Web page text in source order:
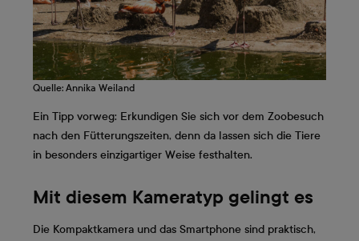
Quelle: Annika Weiland
Ein Tipp vorweg: Erkundigen Sie sich vor dem Zoobesuch
nach den Fütterungszeiten, denn da lassen sich die Tiere
in besonders einzigartiger Weise festhalten.
Mit diesem Kameratyp gelingt es
Die Kompaktkamera und das Smartphone sind praktisch,